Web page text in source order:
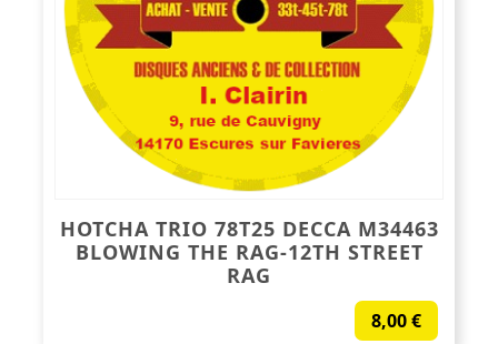
HOTCHA TRIO 78T25 DECCA M34463
BLOWING THE RAG-12TH STREET
RAG
8,00€